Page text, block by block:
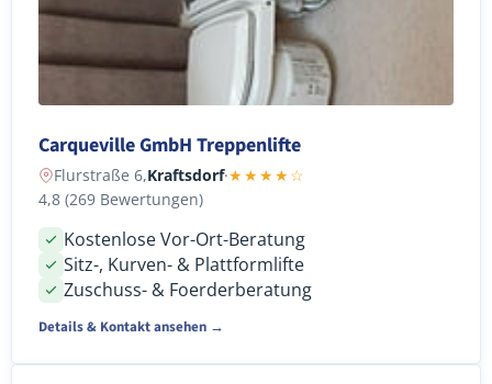
Carqueville GmbH Treppenlifte
Flurstraße 6,Kraftsdorf·★★★★☆
4,8 (269 Bewertungen)
Kostenlose Vor-Ort-Beratung
Sitz-, Kurven- & Plattformlifte
Zuschuss- & Foerderberatung
Details & Kontakt ansehen →